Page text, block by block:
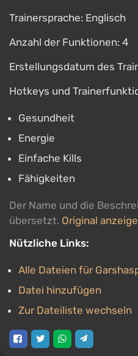
Trainersprache: Englisch
Anzahl der Funktionen: 4
Erstellungsdatum des
Hotkeys und
Gesundheit
Energie
Einfache Kills
Fähigkeiten
Der Name und die
übersetzt. Original
Nützliche Links:
Alle Dateien für
Datei hinzufügen
Zur Dateiliste wechseln